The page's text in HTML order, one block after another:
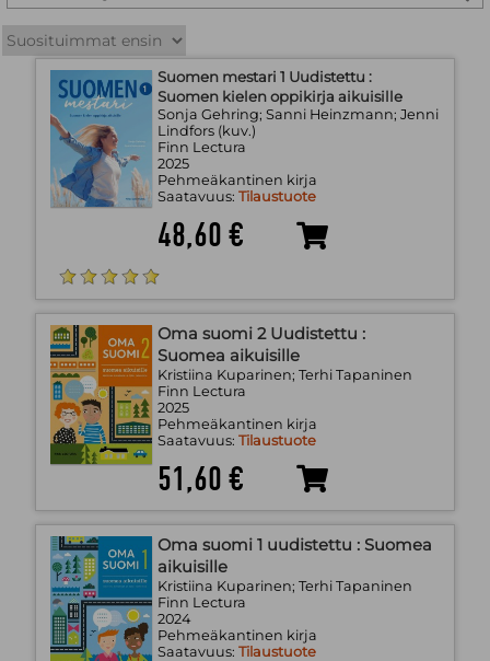
Suomen mestari 1 Uudistettu :
Suomen kielen oppikirja aikuisille
Sonja Gehring; Sanni Heinzmann; Jenni
Lindfors (kuv.)
Finn Lectura
2025
Pehmeäkantinen kirja
Saatavuus: Tilaustuote
48,60 €
Oma suomi 2 Uudistettu :
Suomea aikuisille
Kristiina Kuparinen; Terhi Tapaninen
Finn Lectura
2025
Pehmeäkantinen kirja
Saatavuus: Tilaustuote
51,60 €
Oma suomi 1 uudistettu : Suomea
aikuisille
Kristiina Kuparinen; Terhi Tapaninen
Finn Lectura
2024
Pehmeäkantinen kirja
Saatavuus: Tilaustuote